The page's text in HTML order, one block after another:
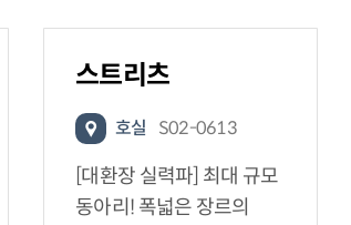
스트리츠
호실 S02-0613
[대환장 실력파] 최대 규모
동아리! 폭넓은 장르의